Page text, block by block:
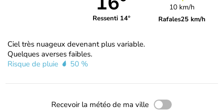
Ressenti 14°
10 km/h
Rafales25 km/h
Ciel très nuageux devenant plus variable.
Quelques averses faibles.
Risque de pluie
50 %
Recevoir la météo de ma ville